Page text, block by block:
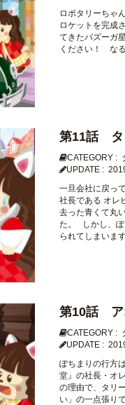
ロボタリーちゃ
ロケットを完成
てきたバズーガ
ください！ な
第11話 タ
CATEGORY :
UPDATE :
一旦会社に戻っ
社長である オレ
去った青くて丸
た。 しかし、ぽ
られてしまいま
第10話 ア
CATEGORY :
UPDATE :
ぽちまりの行方
堂』の社長・オ
の理由で、タリ
い」の一点張り